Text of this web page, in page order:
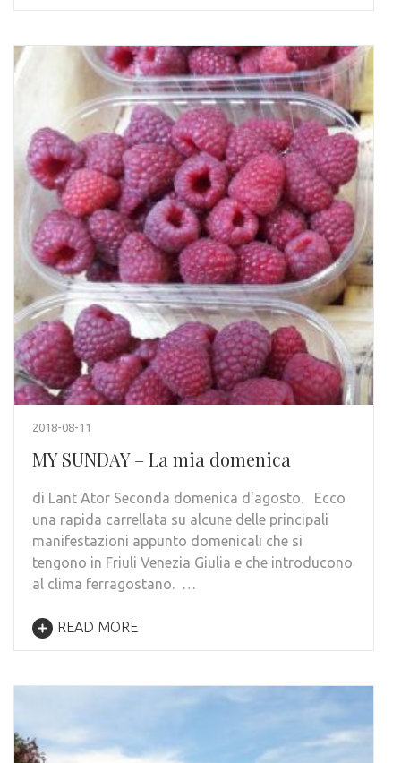
2018-08-11
MY SUNDAY – La mia domenica
di Lant Ator Seconda domenica d'agosto. Ecco
una rapida carrellata su alcune delle principali
manifestazioni appunto domenicali che si
tengono in Friuli Venezia Giulia e che introducono
al clima ferragostano. …
READ MORE